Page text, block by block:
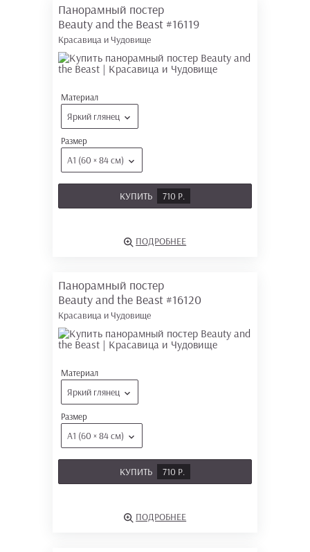
Панорамный постер
Beauty and the Beast #16119
Красавица и Чудовище
Материал
Яркий глянец
Размер
А1 (60 × 84 см)
КУПИТЬ 710 Р.
ПОДРОБНЕЕ
Панорамный постер
Beauty and the Beast #16120
Красавица и Чудовище
Материал
Яркий глянец
Размер
А1 (60 × 84 см)
КУПИТЬ 710 Р.
ПОДРОБНЕЕ